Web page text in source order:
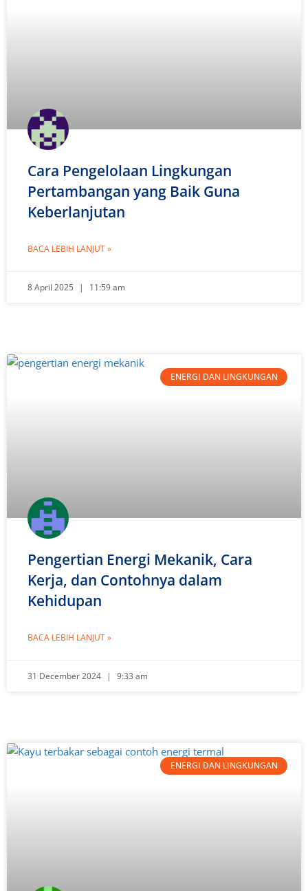
Cara Pengelolaan Lingkungan
Pertambangan yang Baik Guna
Keberlanjutan
BACA LEBIH LANJUT »
8 April 2025 11:59 am
ENERGI DAN LINGKUNGAN
Pengertian Energi Mekanik, Cara
Kerja, dan Contohnya dalam
Kehidupan
BACA LEBIH LANJUT »
31 December 2024 9:33 am
ENERGI DAN LINGKUNGAN